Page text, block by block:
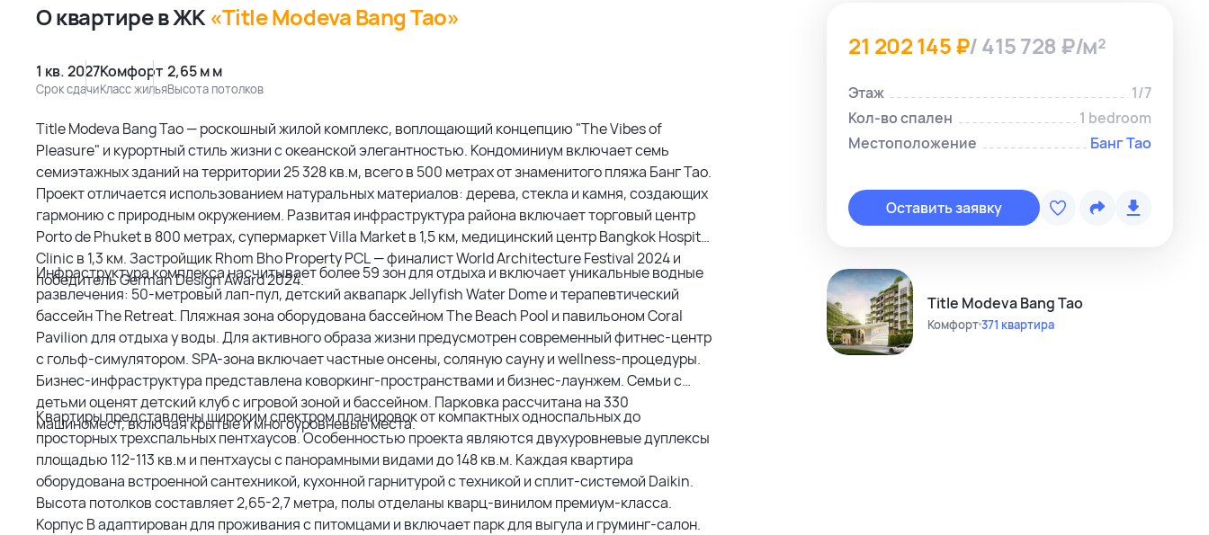
О квартире в ЖК «Title Modeva Bang Tao»
1 кв. 2027
Срок сдачи
Комфорт
Класс жилья
2,65 м м
Высота потолков
Title Modeva Bang Tao — роскошный жилой комплекс, воплощающий концепцию "The Vibes of
Pleasure" и курортный стиль жизни с океанской элегантностью. Кондоминиум включает семь
семиэтажных зданий на территории 25 328 кв.м, всего в 500 метрах от знаменитого пляжа Банг Тао.
Проект отличается использованием натуральных материалов: дерева, стекла и камня, создающих
гармонию с природным окружением. Развитая инфраструктура района включает торговый центр
Porto de Phuket в 800 метрах, супермаркет Villa Market в 1,5 км, медицинский центр Bangkok Hospital
Clinic в 1,3 км. Застройщик Rhom Bho Property PCL — финалист World Architecture Festival 2024 и
победитель German Design Award 2024.
Инфраструктура комплекса насчитывает более 59 зон для отдыха и включает уникальные водные
развлечения: 50-метровый лап-пул, детский аквапарк Jellyfish Water Dome и терапевтический
бассейн The Retreat. Пляжная зона оборудована бассейном The Beach Pool и павильоном Coral
Pavilion для отдыха у воды. Для активного образа жизни предусмотрен современный фитнес-центр
с гольф-симулятором. SPA-зона включает частные онсены, соляную сауну и wellness-процедуры.
Бизнес-инфраструктура представлена коворкинг-пространствами и бизнес-лаунжем. Семьи с
детьми оценят детский клуб с игровой зоной и бассейном. Парковка рассчитана на 330
машиномест, включая крытые и многоуровневые места.
Квартиры представлены широким спектром планировок от компактных односпальных до
просторных трехспальных пентхаусов. Особенностью проекта являются двухуровневые дуплексы
площадью 112-113 кв.м и пентхаусы с панорамными видами до 148 кв.м. Каждая квартира
оборудована встроенной сантехникой, кухонной гарнитурой с техникой и сплит-системой Daikin.
Высота потолков составляет 2,65-2,7 метра, полы отделаны кварц-винилом премиум-класса.
Корпус B адаптирован для проживания с питомцами и включает парк для выгула и груминг-салон.
21 202 145 ₽/ 415 728 ₽/м²
Этаж
1/7
Кол-во спален
1 bedroom
Местоположение
Банг Тао
Оставить заявку
Копировать
WhatsApp-
Title Modeva Bang Tao
Комфорт371 квартира